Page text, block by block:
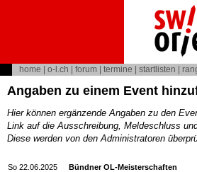
home o-l.ch forum termine startlisten
Angaben zu einem Event
Hier können ergänzende Angaben zu den
Link auf die Ausschreibung, Meldeschluss
Diese werden von den Administratoren
So 22.06.2025 Bündner OL-Meisterschaften